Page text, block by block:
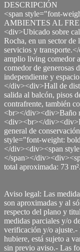
DESCRIPCIÓN
<span style="font-
AMBIENTES AL
<div>Ubicado sobre
Rocha, en un sector de
servicios y
amplio living comedor
comedor de generosas
independiente y
</div><div>Hall de
salida al balcón, pisos
contrafrente, también
<br></div><div>Baño
<div><br></
general de
style="font-weight:
</div><div><span
</span></
total aproximada: 73
Aviso legal: Las
son aproximadas y al
respecto del plano y
medidas parciales y/o
verificación y/o ajuste.-
hubiere, está sujeto a
sin previo aviso.- Las